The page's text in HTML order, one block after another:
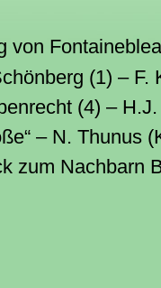
von
(1) – F.
(4) –
– N. Thunus
zum Nachbarn